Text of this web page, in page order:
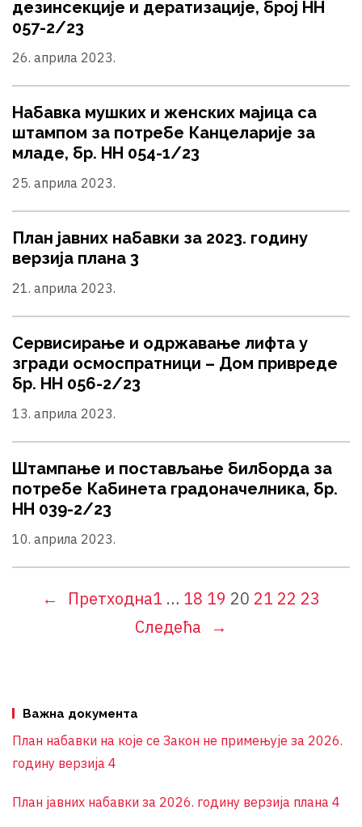
дезинсекције и дератизације, број НН
057-2/23
26. априла 2023.
Набавка мушких и женских мајица са
штампом за потребе Канцеларије за
младе, бр. НН 054-1/23
25. априла 2023.
План јавних набавки за 2023. годину
верзија плана 3
21. априла 2023.
Сервисирање и одржавање лифта у
згради осмоспратници – Дом привреде
бр. НН 056-2/23
13. априла 2023.
Штампање и постављање билборда за
потребе Кабинета градоначелника, бр.
НН 039-2/23
10. априла 2023.
← Претходна1 … 18 19 20 21 22 23
Следећа
→
Важна документа
План набавки на које се Закон не примењује за 2026.
годину верзија 4
План јавних набавки за 2026. годину верзија плана 4